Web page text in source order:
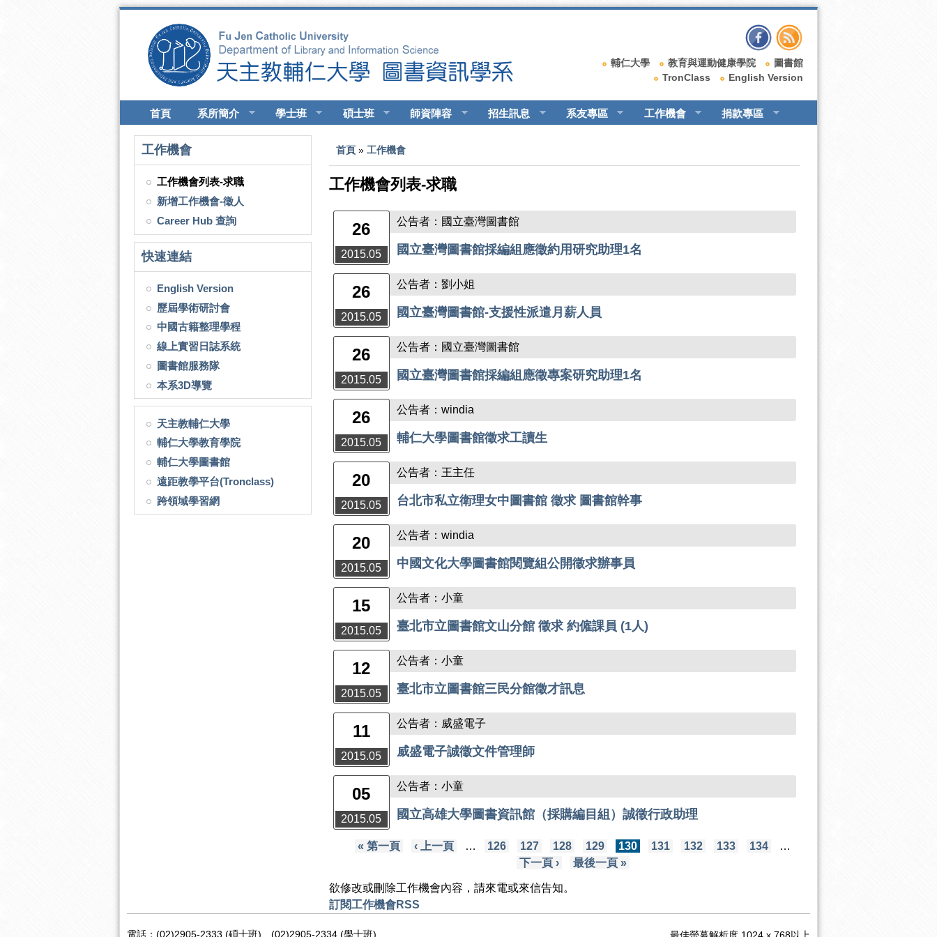
輔仁大學 教育與運動健康學院
圖書館
TronClass
English Version
首頁 系所簡介 學士班 碩士班 師資陣容 招生訊息 系友專區 工作機會 捐款專區
工作機會
工作機會列表-求職
新增工作機會-徵人
Career Hub 查詢
快速連結
English Version
歷屆學術研討會
中國古籍整理學程
線上實習日誌系統
圖書館服務隊
本系3D導覽
天主教輔仁大學
輔仁大學教育學院
輔仁大學圖書館
遠距教學平台(Tronclass)
跨領域學習網
您在這裡
首頁» 工作機會
工作機會列表-求職
26
2015.05
公告者：國立臺灣圖書館
國立臺灣圖書館採編組應徵約用研究助理1名
26
2015.05
公告者：劉小姐
國立臺灣圖書館-支援性派遣月薪人員
26
2015.05
公告者：國立臺灣圖書館
國立臺灣圖書館採編組應徵專案研究助理1名
26
2015.05
公告者：windia
輔仁大學圖書館徵求工讀生
20
2015.05
公告者：王主任
台北市私立衛理女中圖書館 徵求 圖書館幹事
20
2015.05
公告者：windia
中國文化大學圖書館閱覽組公開徵求辦事員
15
2015.05
公告者：小童
臺北市立圖書館文山分館 徵求 約僱課員 (1人)
12
2015.05
公告者：小童
臺北市立圖書館三民分館徵才訊息
11
2015.05
公告者：威盛電子
威盛電子誠徵文件管理師
05
2015.05
公告者：小童
國立高雄大學圖書資訊館（採購編目組）誠徵行政助理
« 第一頁 ‹ 上一頁 … 126 127 128 129 130 131 132 133 134
…
下一頁 ›
最後一頁 »
欲修改或刪除工作機會內容，請來電或來信告知。
訂閱工作機會RSS
電話：(02)2905-2333 (碩士班)、(02)2905-2334 (學士班)